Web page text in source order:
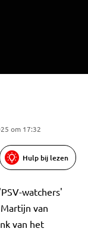
om 17:32
Hulp bij lezen
watchers'
van
van het